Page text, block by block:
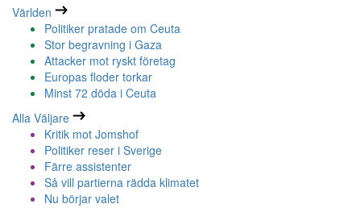
Världen
Politiker pratade om Ceuta
Stor begravning i Gaza
Attacker mot ryskt företag
Europas floder torkar
Minst 72 döda i Ceuta
Alla Väljare
Kritik mot Jomshof
Politiker reser i Sverige
Färre assistenter
Så vill partierna rädda klimatet
Nu börjar valet